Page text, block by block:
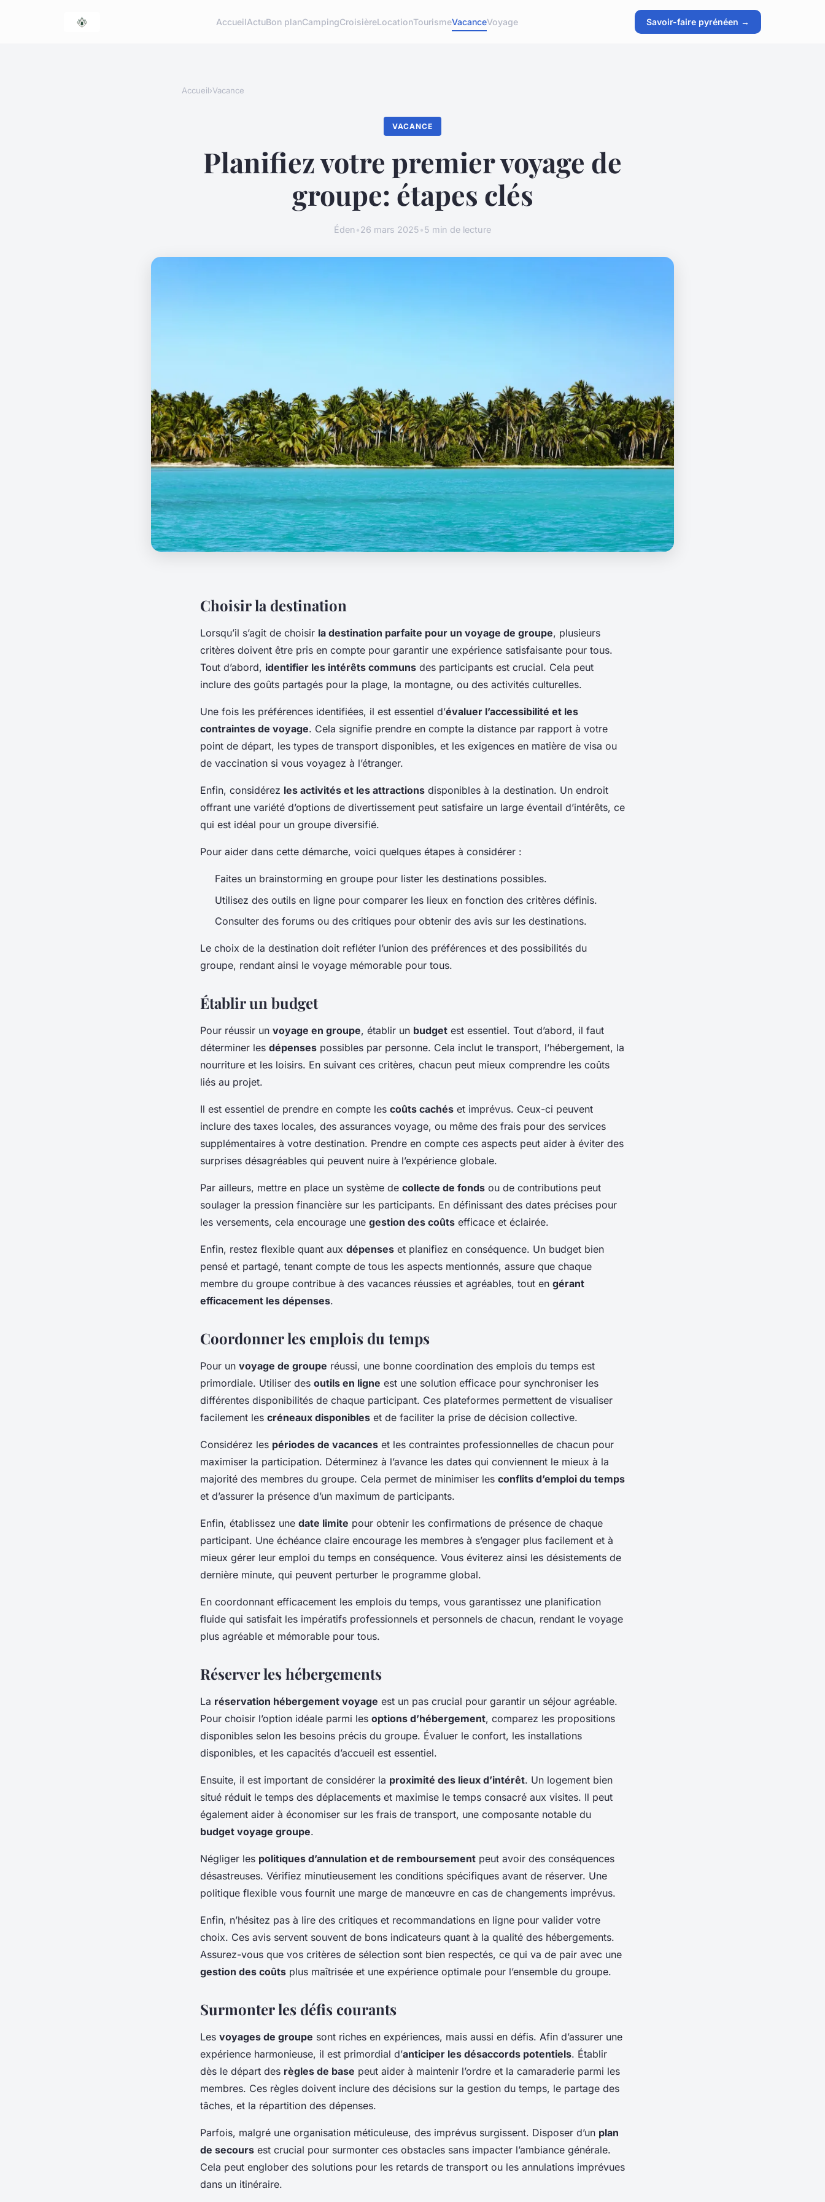
AccueilActuBon planCampingCroisièreLocationTourismeVacanceVoyage Savoir-faire pyrénéen →
Accueil›Vacance
VACANCE
Planifiez votre premier voyage de
groupe: étapes clés
Éden•26 mars 2025•5 min de lecture
Choisir la destination
Lorsqu’il s’agit de choisir la destination parfaite pour un voyage de groupe, plusieurs
critères doivent être pris en compte pour garantir une expérience satisfaisante pour tous.
Tout d’abord, identifier les intérêts communs des participants est crucial. Cela peut
inclure des goûts partagés pour la plage, la montagne, ou des activités culturelles.
Une fois les préférences identifiées, il est essentiel d’évaluer l’accessibilité et les
contraintes de voyage. Cela signifie prendre en compte la distance par rapport à votre
point de départ, les types de transport disponibles, et les exigences en matière de visa ou
de vaccination si vous voyagez à l’étranger.
Enfin, considérez les activités et les attractions disponibles à la destination. Un endroit
offrant une variété d’options de divertissement peut satisfaire un large éventail d’intérêts, ce
qui est idéal pour un groupe diversifié.
Pour aider dans cette démarche, voici quelques étapes à considérer :
Faites un brainstorming en groupe pour lister les destinations possibles.
Utilisez des outils en ligne pour comparer les lieux en fonction des critères définis.
Consulter des forums ou des critiques pour obtenir des avis sur les destinations.
Le choix de la destination doit refléter l’union des préférences et des possibilités du
groupe, rendant ainsi le voyage mémorable pour tous.
Établir un budget
Pour réussir un voyage en groupe, établir un budget est essentiel. Tout d’abord, il faut
déterminer les dépenses possibles par personne. Cela inclut le transport, l’hébergement, la
nourriture et les loisirs. En suivant ces critères, chacun peut mieux comprendre les coûts
liés au projet.
Il est essentiel de prendre en compte les coûts cachés et imprévus. Ceux-ci peuvent
inclure des taxes locales, des assurances voyage, ou même des frais pour des services
supplémentaires à votre destination. Prendre en compte ces aspects peut aider à éviter des
surprises désagréables qui peuvent nuire à l’expérience globale.
Par ailleurs, mettre en place un système de collecte de fonds ou de contributions peut
soulager la pression financière sur les participants. En définissant des dates précises pour
les versements, cela encourage une gestion des coûts efficace et éclairée.
Enfin, restez flexible quant aux dépenses et planifiez en conséquence. Un budget bien
pensé et partagé, tenant compte de tous les aspects mentionnés, assure que chaque
membre du groupe contribue à des vacances réussies et agréables, tout en gérant
efficacement les dépenses.
Coordonner les emplois du temps
Pour un voyage de groupe réussi, une bonne coordination des emplois du temps est
primordiale. Utiliser des outils en ligne est une solution efficace pour synchroniser les
différentes disponibilités de chaque participant. Ces plateformes permettent de visualiser
facilement les créneaux disponibles et de faciliter la prise de décision collective.
Considérez les périodes de vacances et les contraintes professionnelles de chacun pour
maximiser la participation. Déterminez à l’avance les dates qui conviennent le mieux à la
majorité des membres du groupe. Cela permet de minimiser les conflits d’emploi du temps
et d’assurer la présence d’un maximum de participants.
Enfin, établissez une date limite pour obtenir les confirmations de présence de chaque
participant. Une échéance claire encourage les membres à s’engager plus facilement et à
mieux gérer leur emploi du temps en conséquence. Vous éviterez ainsi les désistements de
dernière minute, qui peuvent perturber le programme global.
En coordonnant efficacement les emplois du temps, vous garantissez une planification
fluide qui satisfait les impératifs professionnels et personnels de chacun, rendant le voyage
plus agréable et mémorable pour tous.
Réserver les hébergements
La réservation hébergement voyage est un pas crucial pour garantir un séjour agréable.
Pour choisir l’option idéale parmi les options d’hébergement, comparez les propositions
disponibles selon les besoins précis du groupe. Évaluer le confort, les installations
disponibles, et les capacités d’accueil est essentiel.
Ensuite, il est important de considérer la proximité des lieux d’intérêt. Un logement bien
situé réduit le temps des déplacements et maximise le temps consacré aux visites. Il peut
également aider à économiser sur les frais de transport, une composante notable du
budget voyage groupe.
Négliger les politiques d’annulation et de remboursement peut avoir des conséquences
désastreuses. Vérifiez minutieusement les conditions spécifiques avant de réserver. Une
politique flexible vous fournit une marge de manœuvre en cas de changements imprévus.
Enfin, n’hésitez pas à lire des critiques et recommandations en ligne pour valider votre
choix. Ces avis servent souvent de bons indicateurs quant à la qualité des hébergements.
Assurez-vous que vos critères de sélection sont bien respectés, ce qui va de pair avec une
gestion des coûts plus maîtrisée et une expérience optimale pour l’ensemble du groupe.
Surmonter les défis courants
Les voyages de groupe sont riches en expériences, mais aussi en défis. Afin d’assurer une
expérience harmonieuse, il est primordial d’anticiper les désaccords potentiels. Établir
dès le départ des règles de base peut aider à maintenir l’ordre et la camaraderie parmi les
membres. Ces règles doivent inclure des décisions sur la gestion du temps, le partage des
tâches, et la répartition des dépenses.
Parfois, malgré une organisation méticuleuse, des imprévus surgissent. Disposer d’un plan
de secours est crucial pour surmonter ces obstacles sans impacter l’ambiance générale.
Cela peut englober des solutions pour les retards de transport ou les annulations imprévues
dans un itinéraire.